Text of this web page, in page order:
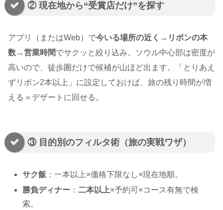
② 現在地から“受賞店だけ”を探す
アプリ（またはWeb）で今いる場所の近く → リボンの本
数→営業時間でサクッと絞り込み。ソウル中心部は密度が
高いので、徒歩圏だけで候補が山ほど出ます。「とりあえ
ずリボン2本以上」に設定しておけば、旅の残り時間が増
える＝デザートに回せる。
③ 目的別のフィルタ術（旅の実戦ワザ）
サク飯 ：一本以上×価格下限なし×現在地順。
勝負ディナー ：二本以上×予約可×コース有無で検
索。